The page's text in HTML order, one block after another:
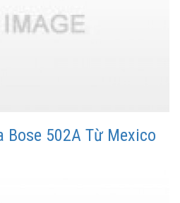
Bose 502A Từ Mexico